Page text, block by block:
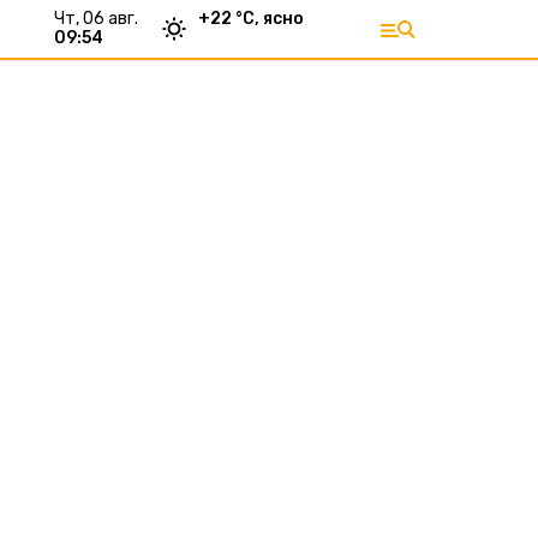
чт, 06 авг.
09:54
+22 °С, ясно